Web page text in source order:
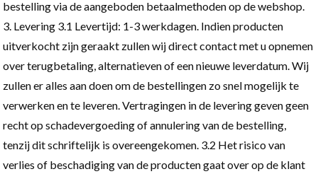
bestelling via de aangeboden betaalmethoden op de webshop.
Levering 3.1 Levertijd: 1-3 werkdagen. Indienproducten
uitverkocht zijn geraakt zullen wij direct contact met u opnemen
over terugbetaling, alternatievenof een nieuwe leverdatum.Wij
zullen er alles aan doen om de bestellingen zo snel mogelijk te
verwerken en te leveren. Vertragingen in de levering geven geen
recht op schadevergoeding of annulering van de bestelling,
tenzij dit schriftelijk is overeengekomen. 3.2 Het risico van
verlies of beschadiging van de producten gaat over op de klant